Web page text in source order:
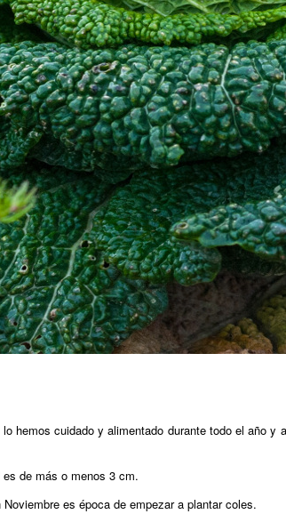
hemos cuidado y alimentado durante todo el año
de más o menos 3 cm.
es época de empezar a plantar coles.